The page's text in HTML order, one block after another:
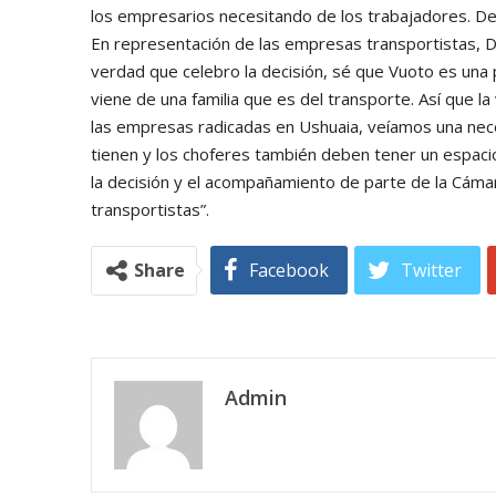
los empresarios necesitando de los trabajadores.
En representación de las empresas transportistas,
verdad que celebro la decisión, sé que Vuoto es
viene de una familia que es del transporte. Así que
las empresas radicadas en Ushuaia, veíamos una
tienen y los choferes también deben tener un
la decisión y el acompañamiento de parte de la
transportistas”.
Share Facebook Twitter
Admin